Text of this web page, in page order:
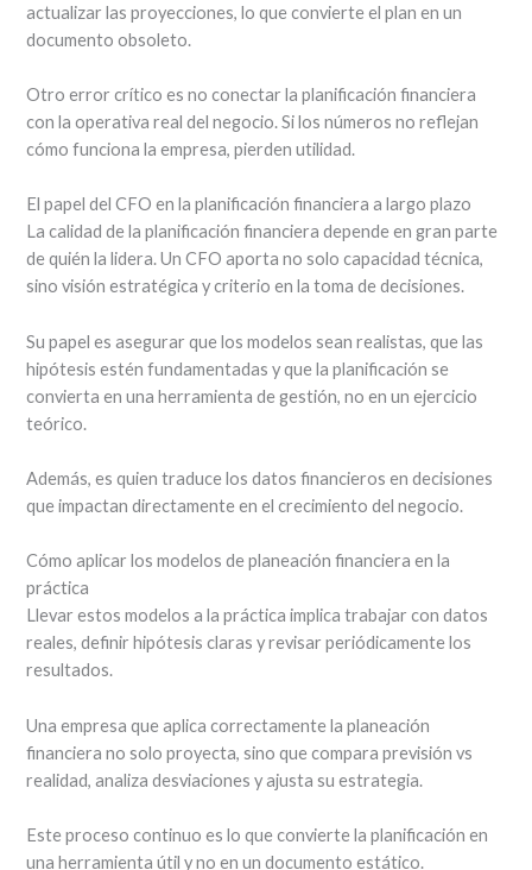
actualizar las proyecciones, lo que convierte el plan en un
documento obsoleto.
Otro error crítico es no conectar la planificación financiera
con la operativa real del negocio. Si los números no reflejan
cómo funciona la empresa, pierden utilidad.
El papel del CFO en la planificación financiera a largo plazo
La calidad de la planificación financiera depende en gran parte
de quién la lidera. Un CFO aporta no solo capacidad técnica,
sino visión estratégica y criterio en la toma de decisiones.
Su papel es asegurar que los modelos sean realistas, que las
hipótesis estén fundamentadas y que la planificación se
convierta en una herramienta de gestión, no en un ejercicio
teórico.
Además, es quien traduce los datos financieros en decisiones
que impactan directamente en el crecimiento del negocio.
Cómo aplicar los modelos de planeación financiera en la
práctica
Llevar estos modelos a la práctica implica trabajar con datos
reales, definir hipótesis claras y revisar periódicamente los
resultados.
Una empresa que aplica correctamente la planeación
financiera no solo proyecta, sino que compara previsión vs
realidad, analiza desviaciones y ajusta su estrategia.
Este proceso continuo es lo que convierte la planificación en
una herramienta útil y no en un documento estático.